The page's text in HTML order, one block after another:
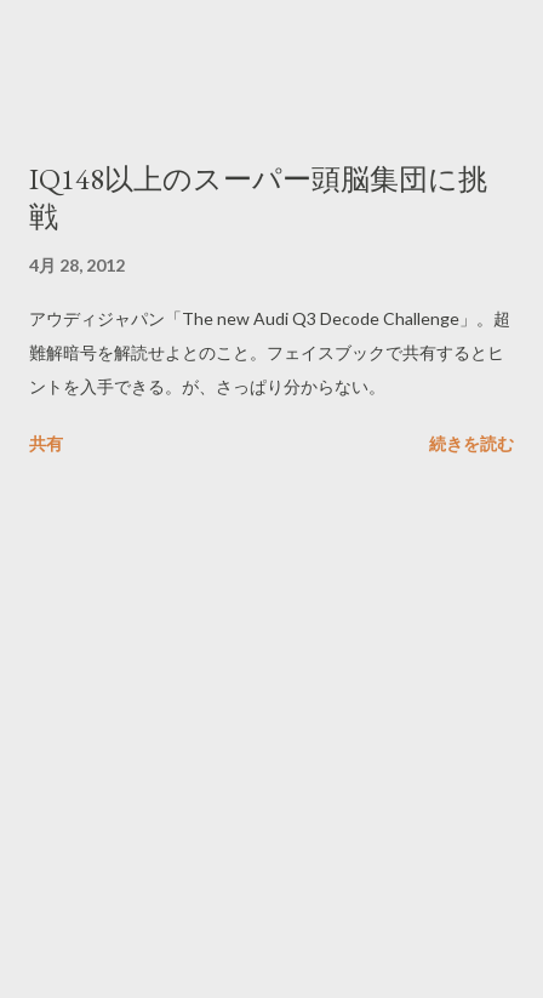
IQ148以上のスーパー頭脳集団に挑
戦
4月 28, 2012
アウディジャパン「The new Audi Q3 Decode Challenge」。超
難解暗号を解読せよとのこと。フェイスブックで共有するとヒ
ントを入手できる。が、さっぱり分からない。
共有 続きを読む